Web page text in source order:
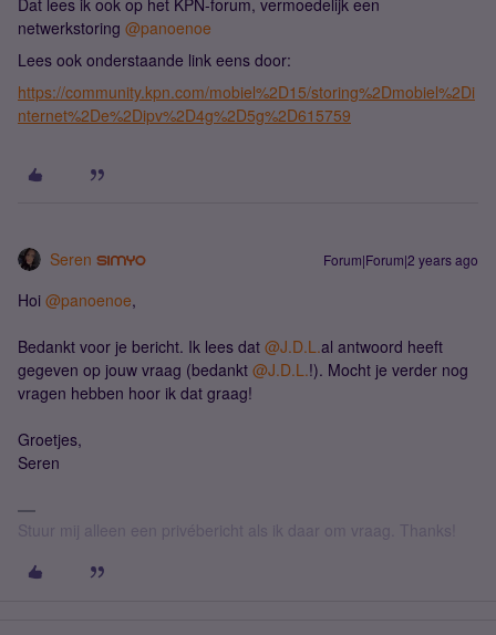
Dat lees ik ook op het KPN-forum, vermoedelijk een
netwerkstoring @panoenoe
Lees ook onderstaande link eens door:
https://community.kpn.com/mobiel%2D15/storing%2Dmobiel%2Di
nternet%2De%2Dipv%2D4g%2D5g%2D615759
Seren Forum|Forum|2 years ago
Hoi @panoenoe,
Bedankt voor je bericht. Ik lees dat @J.D.L.al antwoord heeft
gegeven op jouw vraag (bedankt @J.D.L.!). Mocht je verder nog
vragen hebben hoor ik dat graag!
Groetjes,
Seren
Stuur mij alleen een privébericht als ik daar om vraag. Thanks!